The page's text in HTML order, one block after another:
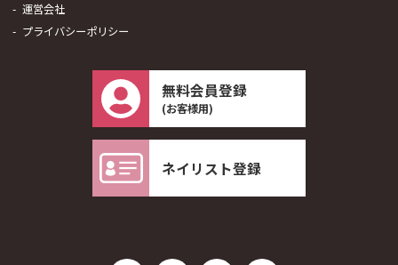
運営会社
プライバシーポリシー
無料会員登録
(お客様用)
ネイリスト登録